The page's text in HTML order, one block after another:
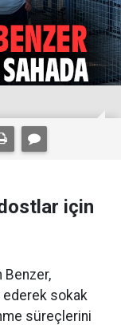
için
Benzer,
ederek sokak
süreçlerini